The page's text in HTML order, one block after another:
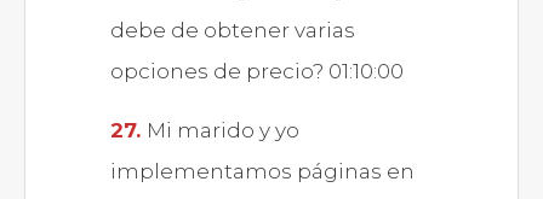
debe de obtener varias
opciones de precio? 01:10:00
Mi marido y yo
implementamos páginas en